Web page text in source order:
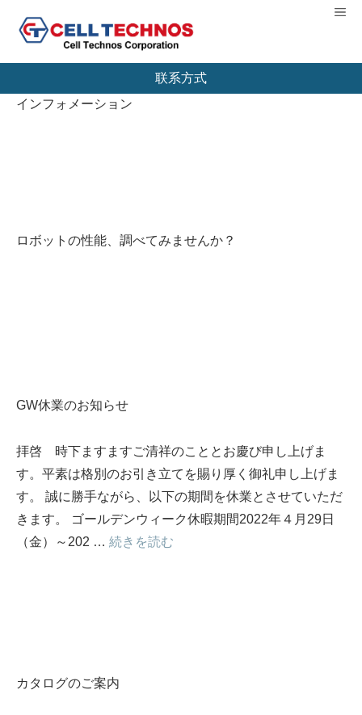
联系方式
【扭矩测量机制造商】CELL TECHNOS股份有
限公司
インフォメーション
ロボットの性能、調べてみませんか？
GW休業のお知らせ
拝啓 時下ますますご清祥のこととお慶び申し上げま
す。平素は格別のお引き立てを賜り厚く御礼申し上げま
す。 誠に勝手ながら、以下の期間を休業とさせていただ
きます。 ゴールデンウィーク休暇期間2022年４月29日
（金）～202 … 続きを読む
カタログのご案内